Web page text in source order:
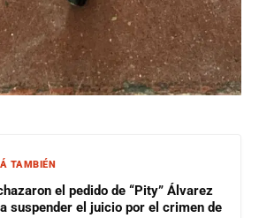
TAMBIÉN
el pedido de “Pity” Álvarez
suspender el juicio por el crimen de